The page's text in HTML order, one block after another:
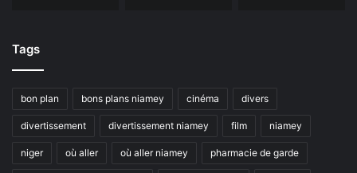
Tags
bon plan bons plans niamey cinéma divers
divertissement divertissement niamey film niamey
niger où aller où aller niamey pharmacie de garde